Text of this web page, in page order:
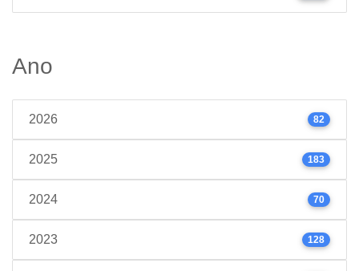
Ano
2026 82
2025 183
2024 70
2023 128